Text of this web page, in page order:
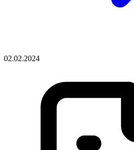
02.02.2024